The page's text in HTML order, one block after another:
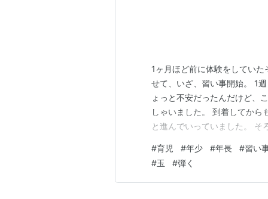
1ヶ月ほど前に体験をしてい
せて、いざ、習い事開始。 1
ょっと不安だったんだけど、
しゃいました。 到着してから
と進んでいっていました。 そ
基本的にこの初回だけ。まぁ
あんまり、心配ないかな。 難
#育児 #年少 #年長 #習い
#玉 #弾く